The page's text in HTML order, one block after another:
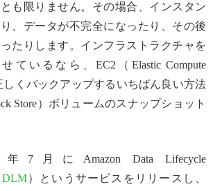
も限りません。その場合、インスタン
、データが不完全になったり、その後
たりします。インフラストラクチャを
ているなら、EC2（Elastic Compute
しくバックアップするいちばん良い方法
Store）ボリュームのスナップショット
年7月にAmazon Data Lifecycle
DLM）というサービスをリリースし、